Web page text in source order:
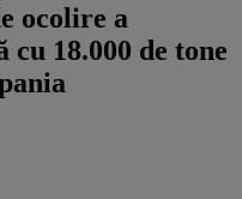
ocolire a
cu 18.000 de tone